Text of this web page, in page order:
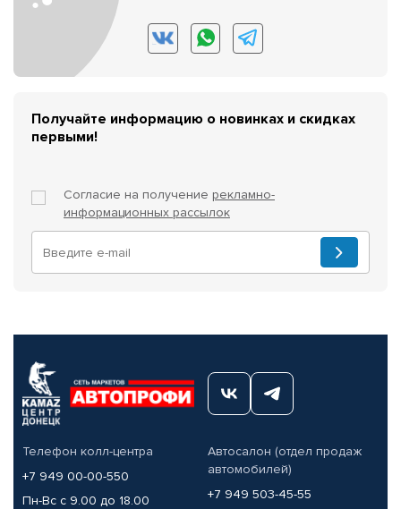
Получайте информацию о новинках и скидках
первыми!
Согласие на получение рекламно-
информационных рассылок
Телефон колл-центра
+7 949 00-00-550
Пн-Вс с 9.00 до 18.00
Автосалон (отдел продаж
автомобилей)
+7 949 503-45-55